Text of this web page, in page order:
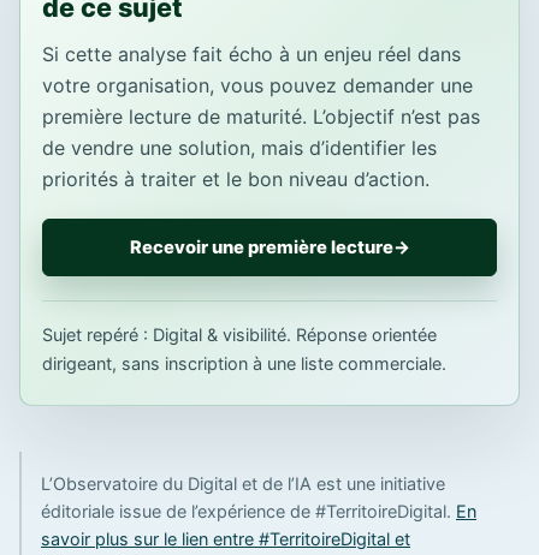
de ce sujet
Si cette analyse fait écho à un enjeu réel dans
votre organisation, vous pouvez demander une
première lecture de maturité. L’objectif n’est pas
de vendre une solution, mais d’identifier les
priorités à traiter et le bon niveau d’action.
Recevoir une première lecture→
Sujet repéré : Digital & visibilité. Réponse orientée
dirigeant, sans inscription à une liste commerciale.
L’Observatoire du Digital et de l’IA est une initiative
éditoriale issue de l’expérience de #TerritoireDigital. En
savoir plus sur le lien entre #TerritoireDigital et